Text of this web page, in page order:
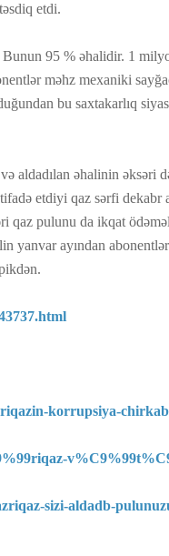
etdi.
95 % əhalidir. 1
məhz mexaniki
bu saxtakarlıq
aldadılan əhalinin əksəri
etdiyi qaz sərfi
qaz pulunu da ikqat
yanvar ayından
korrupsiya-
sizi-aldadb-